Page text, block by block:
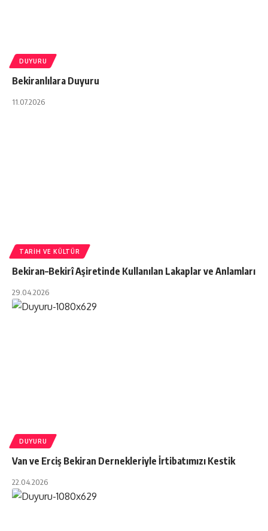
DUYURU
Bekiranlılara Duyuru
11.07.2026
TARIH VE KÜLTÜR
Bekiran–Bekirî Aşiretinde Kullanılan Lakaplar ve Anlamları
29.04.2026
DUYURU
Van ve Erciş Bekiran Dernekleriyle İrtibatımızı Kestik
22.04.2026